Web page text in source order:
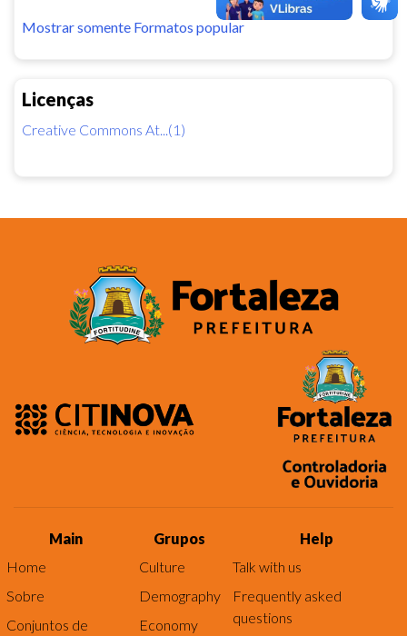
Mostrar somente Formatos popular
Licenças
Creative Commons At...(1)
Main
Home
Sobre
Conjuntos de
Grupos
Culture
Demography
Economy
Help
Talk with us
Frequently asked
questions